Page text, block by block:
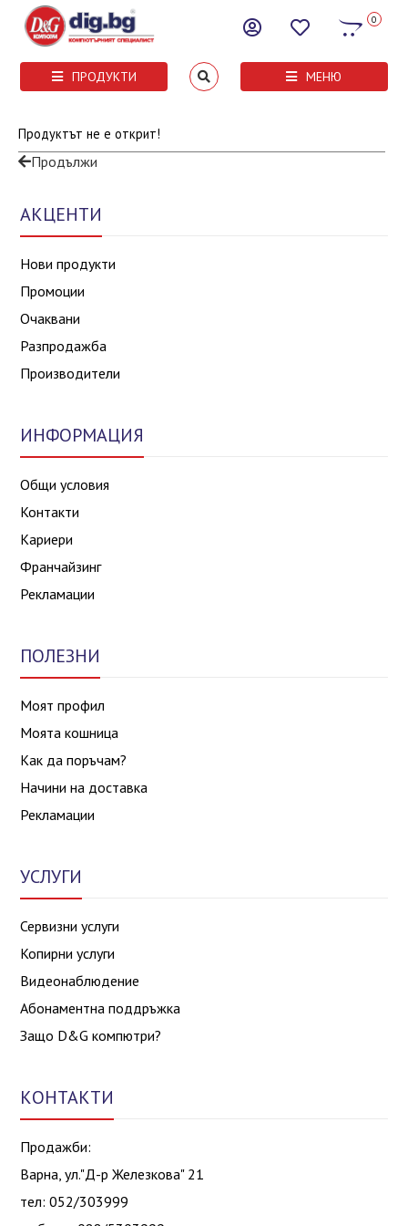
0
ПРОДУКТИ МЕНЮ
Продуктът не е открит!
Продължи
АКЦЕНТИ
Нови продукти
Промоции
Очаквани
Разпродажба
Производители
ИНФОРМАЦИЯ
Общи условия
Контакти
Кариери
Франчайзинг
Рекламации
ПОЛЕЗНИ
Моят профил
Моята кошница
Как да поръчам?
Начини на доставка
Рекламации
УСЛУГИ
Сервизни услуги
Копирни услуги
Видеонаблюдение
Абонаментна поддръжка
Защо D&G компютри?
КОНТАКТИ
Продажби:
Варна, ул."Д-р Железкова" 21
тел: 052/303999